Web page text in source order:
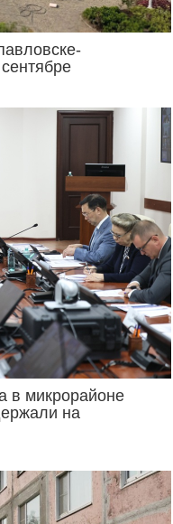
в микрорайоне
на